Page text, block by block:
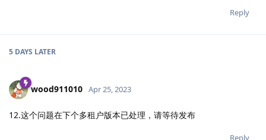
Reply
5 DAYS LATER
wood911010 Apr 25, 2023
12.这个问题在下个多租户版本已处理，请等待发布
Reply